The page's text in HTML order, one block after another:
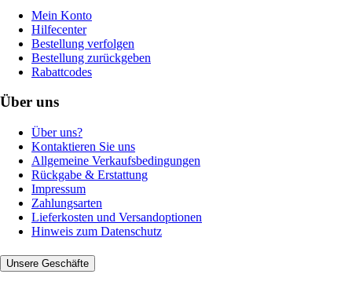
Mein Konto
Hilfecenter
Bestellung verfolgen
Bestellung zurückgeben
Rabattcodes
Über uns
Über uns?
Kontaktieren Sie uns
Allgemeine Verkaufsbedingungen
Rückgabe & Erstattung
Impressum
Zahlungsarten
Lieferkosten und Versandoptionen
Hinweis zum Datenschutz
Unsere Geschäfte